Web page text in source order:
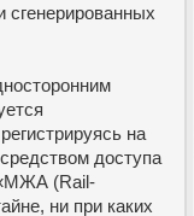
сгенерированных
на
доступа
«МЖА (Rail-
ни при каких